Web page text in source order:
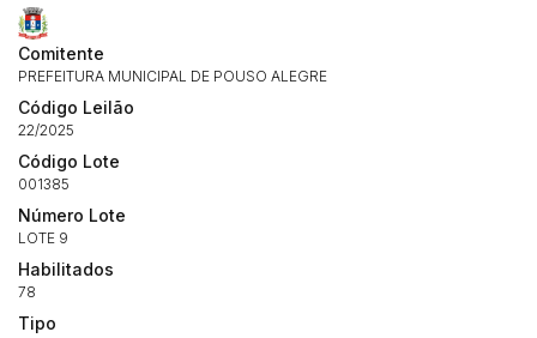
Comitente
PREFEITURA MUNICIPAL DE POUSO ALEGRE
Código Leilão
22/2025
Código Lote
001385
Número Lote
LOTE 9
Habilitados
78
Tipo
Envie sua Proposta
(Art. 895, CPC)
14/04/2025 18:43:11
Clique aqui para fazer login
propostas